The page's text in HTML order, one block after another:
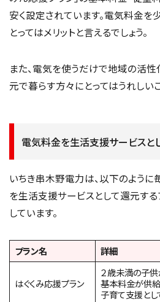
安く設定されています。電気料金を
とってはメリットと言えるでしょう。
また、電気を使うだけで地域の活
元で暮らす方々にとってはうれしい
電気料金を生活支援サービスと
いちき串木野電力は、以下のよう
を生活支援サービスとして還元す
しています。
プラン名 詳細
はぐくみ応援プラン
２歳未満の子
基本料金が供
子育て支援とし